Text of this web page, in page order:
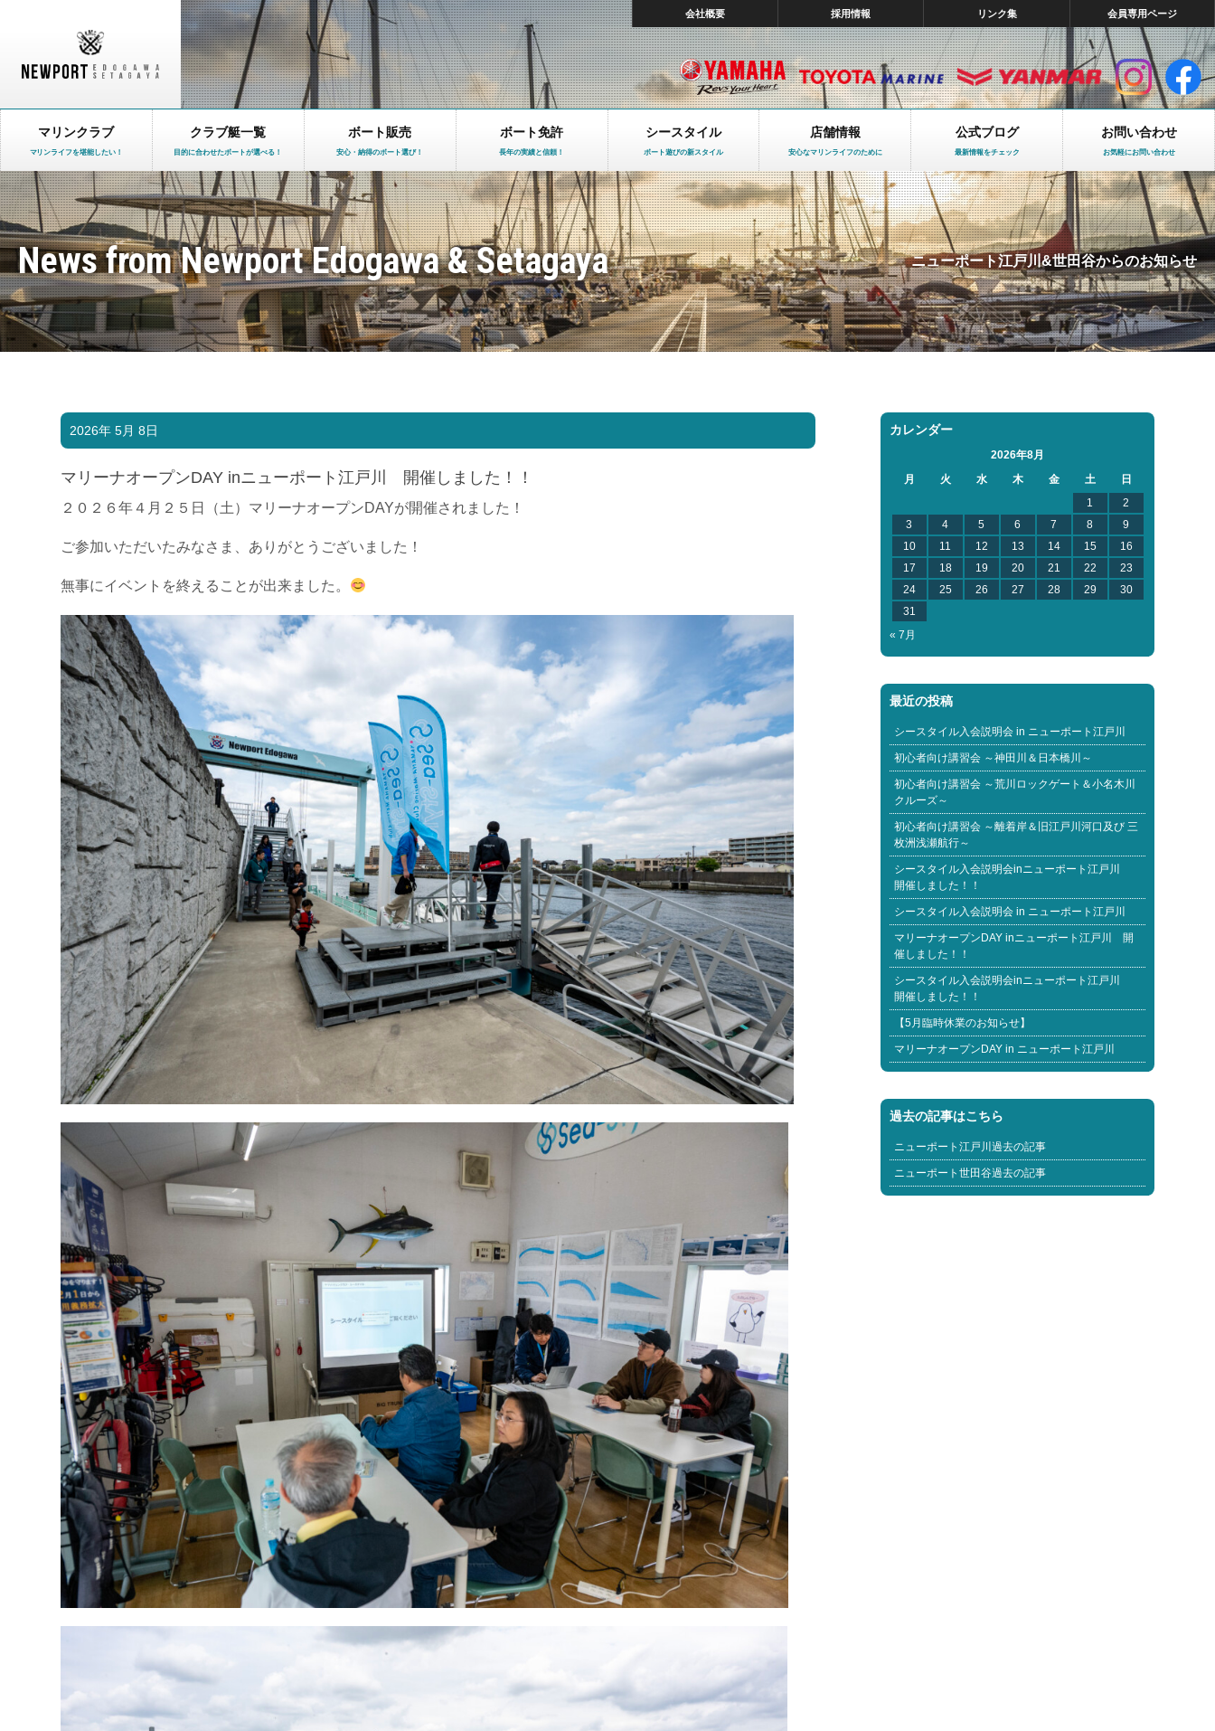
会社概要 採用情報 リンク集 会員専用ページ
マリンクラブ
マリンライフを堪能したい！
クラブ艇一覧
目的に合わせたボートが選べる！
ボート販売
安心・納得のボート選び！
ボート免許
長年の実績と信頼！
シースタイル
ボート遊びの新スタイル
店舗情報
安心なマリンライフのために
公式ブログ
最新情報をチェック
お問い合わせ
お気軽にお問い合わせ
News from Newport Edogawa & Setagaya ニューポート江戸川&世田谷からのお知らせ
2026年 5月 8日
マリーナオープンDAY inニューポート江戸川 開催しました！！
２０２６年４月２５日（土）マリーナオープンDAYが開催されました！
ご参加いただいたみなさま、ありがとうございました！
無事にイベントを終えることが出来ました。
カレンダー
2026年8月
月
火 水 木 金 土
日
1
2
3
4 5 6 7 8
9
10
11 12 13 14 15
16
17
18 19 20 21 22
23
24
25 26 27 28 29
30
31
« 7月
最近の投稿
シースタイル入会説明会 in ニューポート江戸川
初心者向け講習会 ～神田川＆日本橋川～
初心者向け講習会 ～荒川ロックゲート＆小名木川
クルーズ～
初心者向け講習会 ～離着岸＆旧江戸川河口及び 三
枚洲浅瀬航行～
シースタイル入会説明会inニューポート江戸川
開催しました！！
シースタイル入会説明会 in ニューポート江戸川
マリーナオープンDAY inニューポート江戸川 開
催しました！！
シースタイル入会説明会inニューポート江戸川
開催しました！！
【5月臨時休業のお知らせ】
マリーナオープンDAY in ニューポート江戸川
過去の記事はこちら
ニューポート江戸川過去の記事
ニューポート世田谷過去の記事